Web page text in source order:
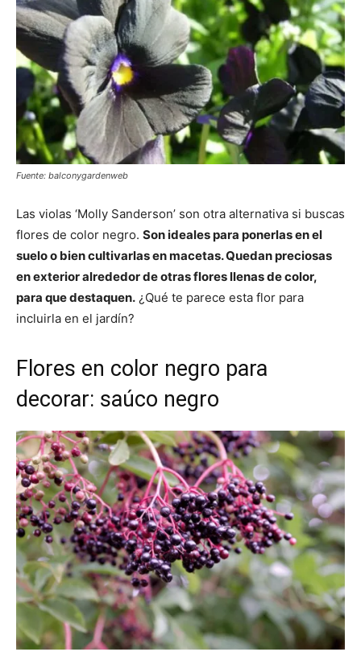
Fuente: balconygardenweb
Las violas ‘Molly Sanderson’ son otra alternativa si buscas
flores de color negro. Son ideales para ponerlas en el
suelo o bien cultivarlas en macetas. Quedan preciosas
en exterior alrededor de otras flores llenas de color,
para que destaquen. ¿Qué te parece esta flor para
incluirla en el jardín?
Flores en color negro para
decorar: saúco negro